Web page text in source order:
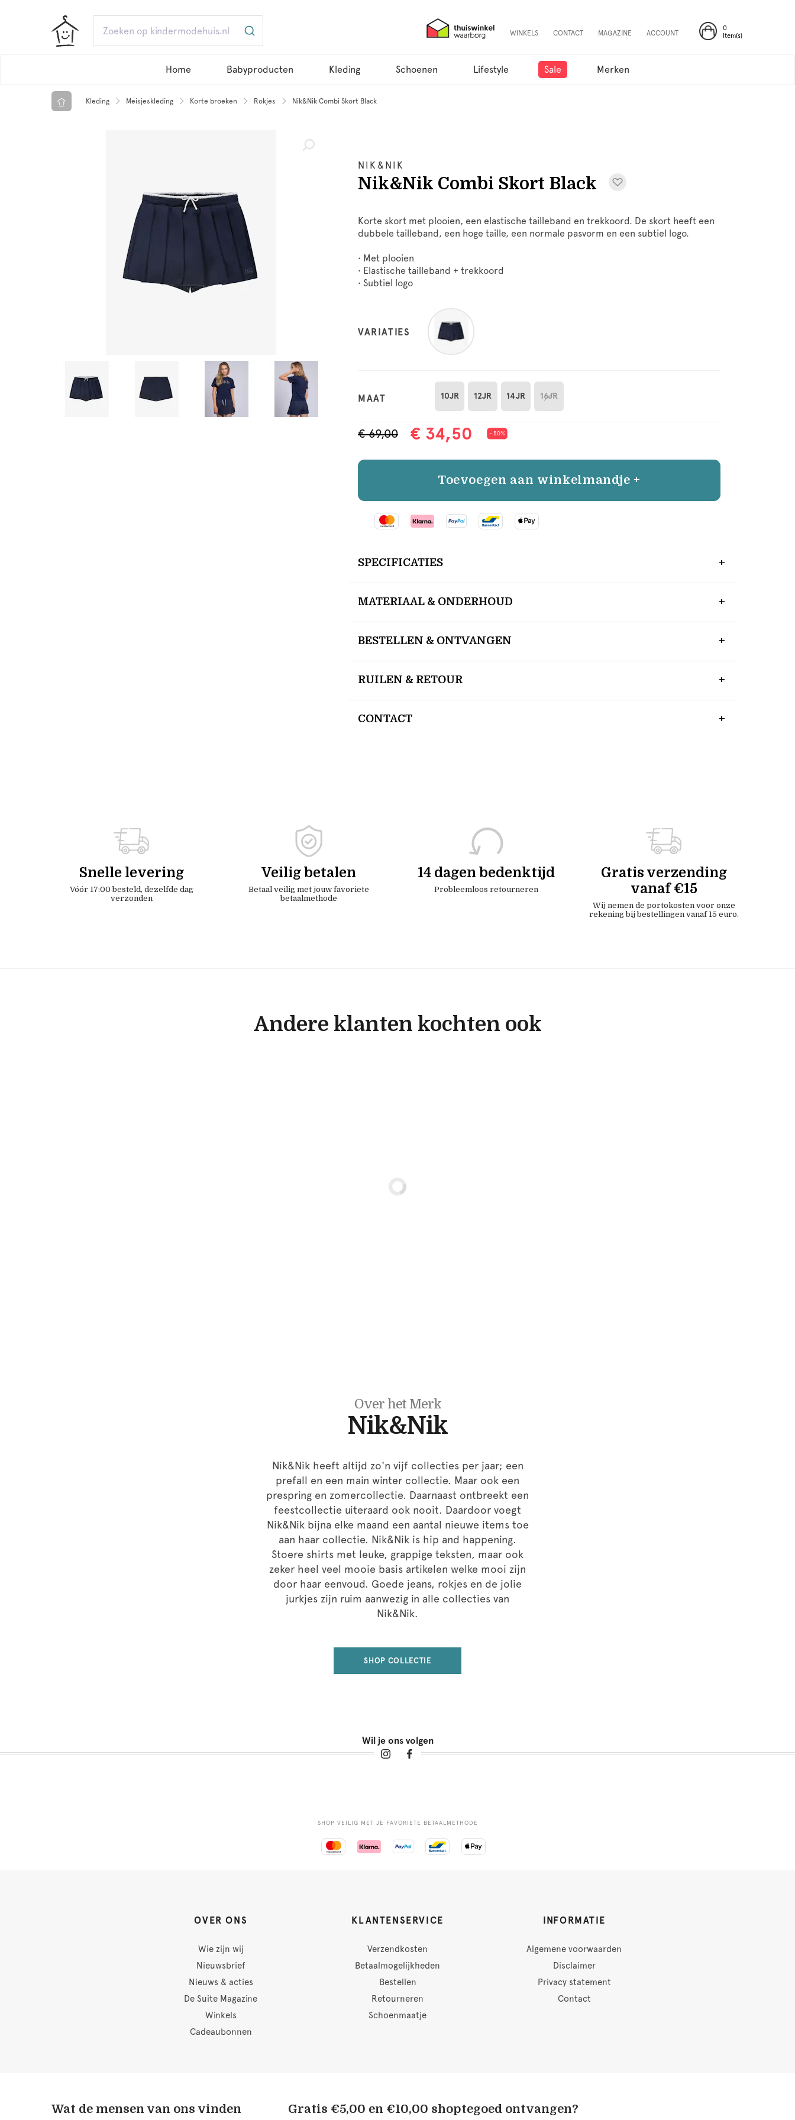
0
Item(s)
WINKELS CONTACT MAGAZINE ACCOUNT
Home Babyproducten Kleding Schoenen Lifestyle Sale Merken
Kleding Meisjeskleding Korte broeken Rokjes Nik&Nik Combi Skort Black
NIK&NIK
Nik&Nik Combi Skort Black
Korte skort met plooien, een elastische tailleband en trekkoord. De skort heeft een
dubbele tailleband, een hoge taille, een normale pasvorm en een subtiel logo.
• Met plooien
• Elastische tailleband + trekkoord
• Subtiel logo
VARIATIES
MAAT 10JR 12JR 14JR 16JR
€ 69,00 € 34,50 - 50%
Toevoegen aan winkelmandje +
SPECIFICATIES
MATERIAAL & ONDERHOUD
BESTELLEN & ONTVANGEN
RUILEN & RETOUR
CONTACT
Snelle levering
Vóór 17:00 besteld, dezelfde dag
verzonden
Veilig betalen
Betaal veilig met jouw favoriete
betaalmethode
14 dagen bedenktijd
Probleemloos retourneren
Gratis verzending
vanaf €15
Wij nemen de portokosten voor onze
rekening bij bestellingen vanaf 15 euro.
Andere klanten kochten ook
Over het Merk
Nik&Nik
Nik&Nik heeft altijd zo'n vijf collecties per jaar; een
prefall en een main winter collectie. Maar ook een
prespring en zomercollectie. Daarnaast ontbreekt een
feestcollectie uiteraard ook nooit. Daardoor voegt
Nik&Nik bijna elke maand een aantal nieuwe items toe
aan haar collectie. Nik&Nik is hip and happening.
Stoere shirts met leuke, grappige teksten, maar ook
zeker heel veel mooie basis artikelen welke mooi zijn
door haar eenvoud. Goede jeans, rokjes en de jolie
jurkjes zijn ruim aanwezig in alle collecties van
Nik&Nik.
SHOP COLLECTIE
Wil je ons volgen
SHOP VEILIG MET JE FAVORIETE BETAALMETHODE
OVER ONS
Wie zijn wij
Nieuwsbrief
Nieuws & acties
De Suite Magazine
Winkels
Cadeaubonnen
KLANTENSERVICE
Verzendkosten
Betaalmogelijkheden
Bestellen
Retourneren
Schoenmaatje
INFORMATIE
Algemene voorwaarden
Disclaimer
Privacy statement
Contact
Wat de mensen van ons vinden Gratis €5,00 en €10,00 shoptegoed ontvangen?